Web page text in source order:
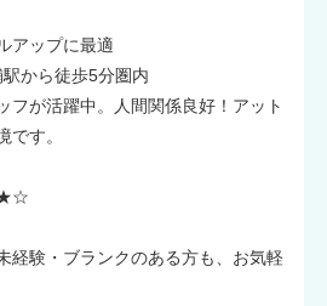
アップに最適
駅から徒歩5分圏内
フが活躍中。人間関係良好！アット
です。
経験・ブランクのある方も、お気軽